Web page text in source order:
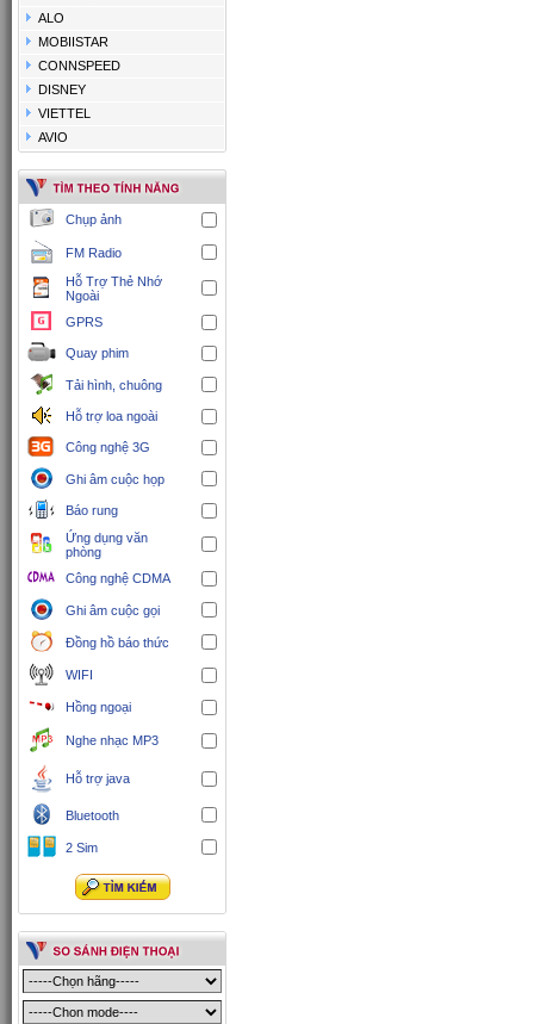
ALO
MOBIISTAR
CONNSPEED
DISNEY
VIETTEL
AVIO
Chụp ảnh
FM Radio
Hỗ Trợ Thẻ Nhớ
Ngoài
GPRS
Quay phim
Tải hình, chuông
Hỗ trợ loa ngoài
Công nghệ 3G
Ghi âm cuộc họp
Báo rung
Ứng dụng văn
phòng
Công nghệ CDMA
Ghi âm cuộc gọi
Đồng hồ báo thức
WIFI
Hồng ngoại
Nghe nhạc MP3
Hỗ trợ java
Bluetooth
2 Sim